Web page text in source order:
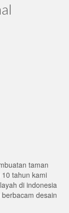
taman
tahun kami
di indonesia
desain